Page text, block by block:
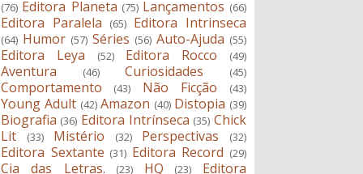
(76) Editora Planeta (75) Lançamentos (66)
Editora Paralela (65) Editora Intrinseca
(64) Humor (57) Séries (56) Auto-Ajuda (55)
Editora Leya (52) Editora Rocco (49)
Aventura (46) Curiosidades (45)
Comportamento (43) Não Ficção (43)
Young Adult (42) Amazon (40) Distopia (39)
Biografia (36) Editora Intrínseca (35) Chick
Lit
(33) Mistério (32) Perspectivas (32)
Editora Sextante (31) Editora Record (29)
Cia das Letras. (23) HQ (23)
Editora